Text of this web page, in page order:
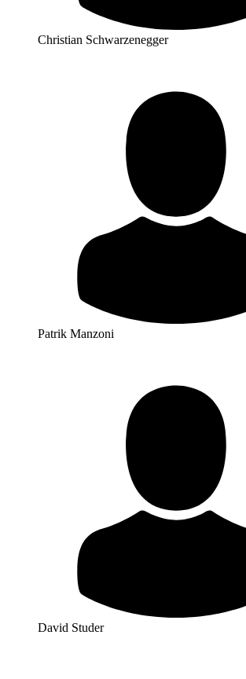
Christian Schwarzenegger
Patrik Manzoni
David Studer